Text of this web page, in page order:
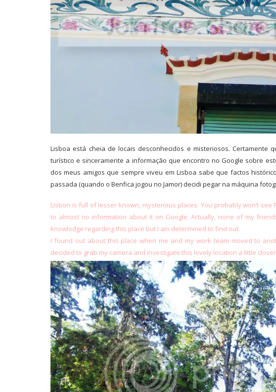
Lisboa está cheia de locais desconhecidos e misteriosos. Certamente
turístico e sinceramente a informação que encontro no Google sobre
dos meus amigos que sempre viveu em Lisboa sabe que factos
passada (quando o Benfica jogou no Jamor) decidi pegar na máquina
Lisbon is full of lesser known, mysterious places. You probably won’t
to almost no information about it on Google. Actually, none of my
knowlodge regarding this place but I am determined to find out.
I found out about this place when me and my work team moved to
decided to grab my camera and investigate this lovely location a little